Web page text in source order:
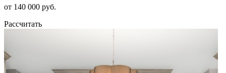
от 140 000 руб.
Рассчитать